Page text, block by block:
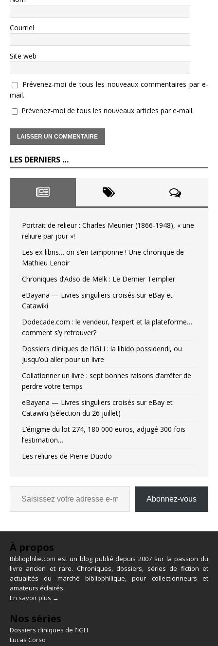
Courriel
Site web
Prévenez-moi de tous les nouveaux commentaires par e-
mail.
Prévenez-moi de tous les nouveaux articles par e-mail.
LES DERNIERS …
Portrait de relieur : Charles Meunier (1866-1948), « une
reliure par jour »!
Les ex-libris… on s’en tamponne ! Une chronique de
Mathieu Lenoir
Chroniques d’Adso de Melk : Le Dernier Templier
eBayana — Livres singuliers croisés sur eBay et
Catawiki
Dodecade.com : le vendeur, l’expert et la plateforme…
comment s’y retrouver?
Dossiers cliniques de l’IGLI : la libido possidendi, ou
jusqu’où aller pour un livre
Collationner un livre : sept bonnes raisons d’arrêter de
perdre votre temps
eBayana — Livres singuliers croisés sur eBay et
Catawiki (sélection du 26 juillet)
L’énigme du lot 274, 180 000 euros, adjugé 300 fois
l’estimation…
Les reliures de Pierre Duodo
Abonnez-vous
À propos
Bibliophilie.com est un blog publié depuis 2007 sur la passion du
livre ancien et rare. Chroniques, dossiers, séries de fiction et
actualités du marché bibliophilique, pour collectionneurs et
amateurs éclairés.
En savoir plus →
Nos séries
Dossiers cliniques de l'IGLI
Lucas Corso